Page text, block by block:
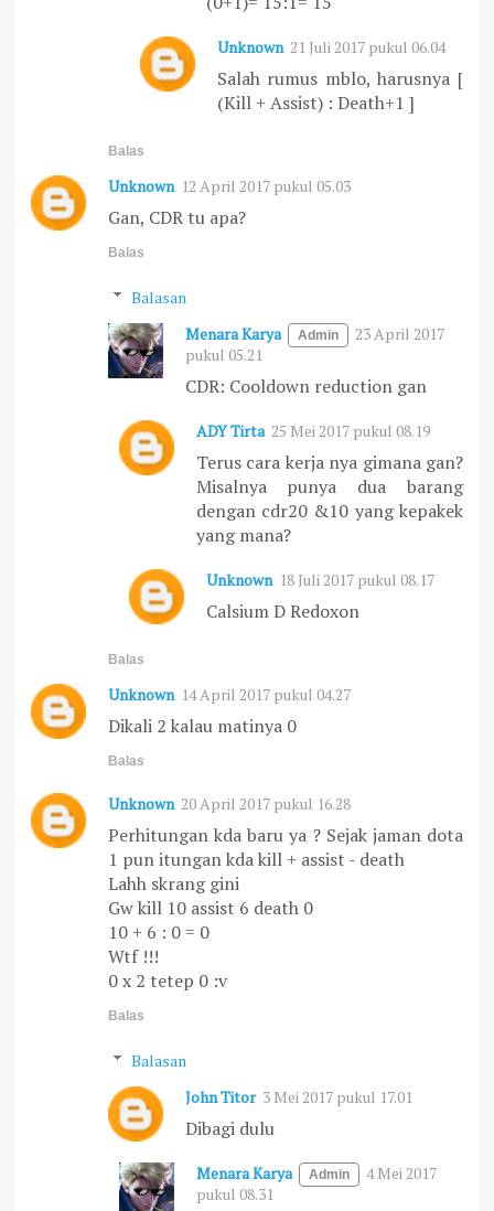
Unknown 21 Juli 2017 pukul 06.04
Salah rumus mblo, harusnya [
(Kill + Assist) : Death+1 ]
Balas
Unknown 12 April 2017 pukul 05.03
Gan, CDR tu apa?
Balas
Balasan
Menara Karya
23 April 2017
pukul 05.21
CDR: Cooldown reduction gan
ADY Tirta 25 Mei 2017 pukul 08.19
Terus cara kerja nya gimana gan?
Misalnya punya dua barang
dengan cdr20 &10 yang kepakek
yang mana?
Unknown 18 Juli 2017 pukul 08.17
Calsium D Redoxon
Balas
Unknown 14 April 2017 pukul 04.27
Dikali 2 kalau matinya 0
Balas
Unknown 20 April 2017 pukul 16.28
Perhitungan kda baru ya ? Sejak jaman dota
1 pun itungan kda kill + assist - death
Lahh skrang gini
Gw kill 10 assist 6 death 0
10 + 6 : 0 = 0
Wtf !!!
0 x 2 tetep 0 :v
Balas
Balasan
John Titor 3 Mei 2017 pukul 17.01
Dibagi dulu
Menara Karya
4 Mei 2017
pukul 08.31